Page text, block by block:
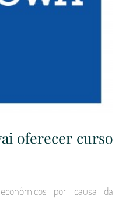
oferecer curso
por causa da